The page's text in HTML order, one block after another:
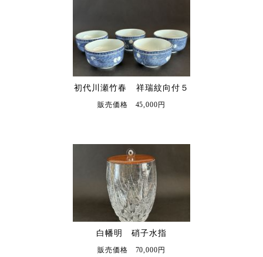
初代川瀬竹春 祥瑞紋向付５
販売価格 45,000円
白幡明 硝子水指
販売価格 70,000円